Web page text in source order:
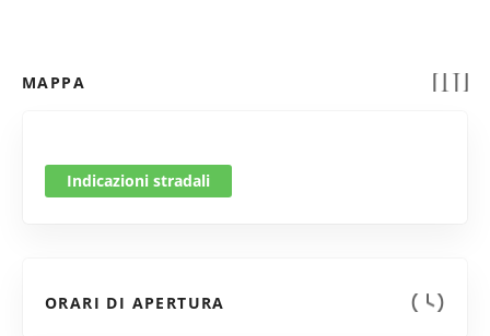
MAPPA
Indicazioni stradali
ORARI DI APERTURA